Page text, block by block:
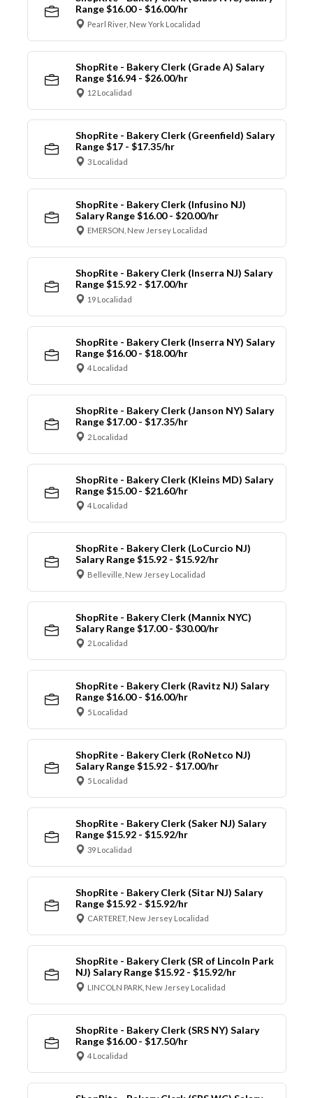
Range $16.00 - $16.00/hr
Pearl River, New York Localidad
ShopRite - Bakery Clerk (Grade A) Salary
Range $16.94 - $26.00/hr
12 Localidad
ShopRite - Bakery Clerk (Greenfield) Salary
Range $17 - $17.35/hr
3 Localidad
ShopRite - Bakery Clerk (Infusino NJ)
Salary Range $16.00 - $20.00/hr
EMERSON, New Jersey Localidad
ShopRite - Bakery Clerk (Inserra NJ) Salary
Range $15.92 - $17.00/hr
19 Localidad
ShopRite - Bakery Clerk (Inserra NY) Salary
Range $16.00 - $18.00/hr
4 Localidad
ShopRite - Bakery Clerk (Janson NY) Salary
Range $17.00 - $17.35/hr
2 Localidad
ShopRite - Bakery Clerk (Kleins MD) Salary
Range $15.00 - $21.60/hr
4 Localidad
ShopRite - Bakery Clerk (LoCurcio NJ)
Salary Range $15.92 - $15.92/hr
Belleville, New Jersey Localidad
ShopRite - Bakery Clerk (Mannix NYC)
Salary Range $17.00 - $30.00/hr
2 Localidad
ShopRite - Bakery Clerk (Ravitz NJ) Salary
Range $16.00 - $16.00/hr
5 Localidad
ShopRite - Bakery Clerk (RoNetco NJ)
Salary Range $15.92 - $17.00/hr
5 Localidad
ShopRite - Bakery Clerk (Saker NJ) Salary
Range $15.92 - $15.92/hr
39 Localidad
ShopRite - Bakery Clerk (Sitar NJ) Salary
Range $15.92 - $15.92/hr
CARTERET, New Jersey Localidad
ShopRite - Bakery Clerk (SR of Lincoln Park
NJ) Salary Range $15.92 - $15.92/hr
LINCOLN PARK, New Jersey Localidad
ShopRite - Bakery Clerk (SRS NY) Salary
Range $16.00 - $17.50/hr
4 Localidad